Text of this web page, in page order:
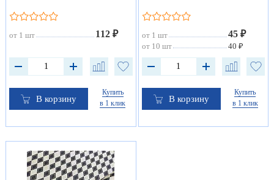
от 1 шт 112 ₽
В корзину
Купить
в 1 клик
от 1 шт 45 ₽
от 10 шт 40 ₽
В корзину
Купить
в 1 клик